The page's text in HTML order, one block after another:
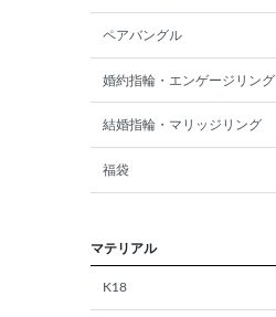
ペアバングル
婚約指輪・エンゲージリング
結婚指輪・マリッジリング
福袋
マテリアル
K18